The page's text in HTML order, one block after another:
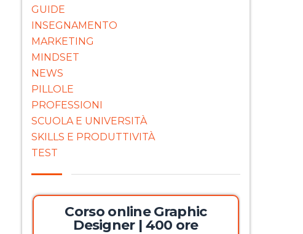
GUIDE
INSEGNAMENTO
MARKETING
MINDSET
NEWS
PILLOLE
PROFESSIONI
SCUOLA E UNIVERSITÀ
SKILLS E PRODUTTIVITÀ
TEST
Corso online Graphic
Designer | 400 ore